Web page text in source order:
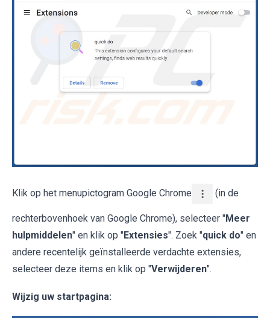
Klik op het menupictogram Google Chrome (in de
rechterbovenhoek van Google Chrome), selecteer "Meer
hulpmiddelen" en klik op "Extensies". Zoek "quick do" en
andere recentelijk geïnstalleerde verdachte extensies,
selecteer deze items en klik op "Verwijderen".
Wijzig uw startpagina: